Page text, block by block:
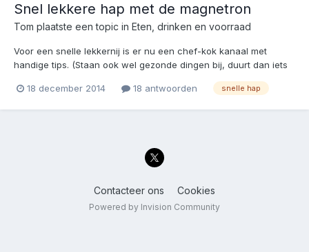
Snel lekkere hap met de magnetron
Tom plaatste een topic in Eten, drinken en voorraad
Voor een snelle lekkernij is er nu een chef-kok kanaal met
handige tips. (Staan ook wel gezonde dingen bij, duurt dan iets
https://www.youtube.com/channel/UCa8AzJGs74nfzNMHuS7YBf
18 december 2014 18 antwoorden snelle hap
Contacteer ons Cookies
Powered by Invision Community